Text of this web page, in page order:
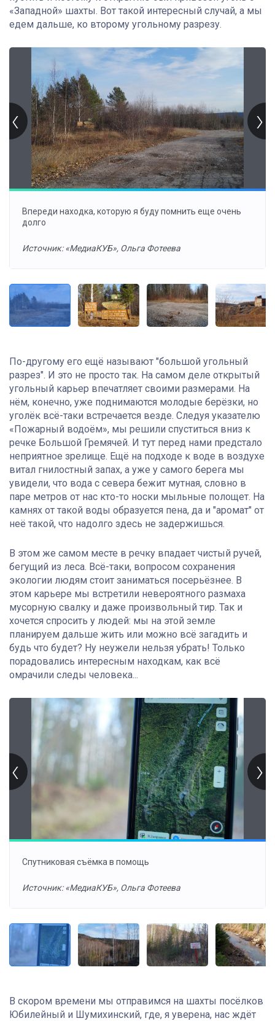
«Западной» шахты. Вот такой интересный случай, а мы
едем дальше, ко второму угольному разрезу.
Впереди находка, которую я буду помнить еще очень
долго
Источник: «МедиаКУБ», Ольга Фотеева
По-другому его ещё называют "большой угольный
разрез". И это не просто так. На самом деле открытый
угольный карьер впечатляет своими размерами. На
нём, конечно, уже поднимаются молодые берёзки, но
уголёк всё-таки встречается везде. Следуя указателю
«Пожарный водоём», мы решили спуститься вниз к
речке Большой Гремячей. И тут перед нами предстало
неприятное зрелище. Ещё на подходе к воде в воздухе
витал гнилостный запах, а уже у самого берега мы
увидели, что вода с севера бежит мутная, словно в
паре метров от нас кто-то носки мыльные полощет. На
камнях от такой воды образуется пена, да и "аромат" от
неё такой, что надолго здесь не задержишься.
В этом же самом месте в речку впадает чистый ручей,
бегущий из леса. Всё-таки, вопросом сохранения
экологии людям стоит заниматься посерьёзнее. В
этом карьере мы встретили невероятного размаха
мусорную свалку и даже произвольный тир. Так и
хочется спросить у людей: мы на этой земле
планируем дальше жить или можно всё загадить и
будь что будет? Ну неужели нельзя убрать! Только
порадовались интересным находкам, как всё
омрачили следы человека...
Спутниковая съёмка в помощь
Источник: «МедиаКУБ», Ольга Фотеева
В скором времени мы отправимся на шахты посёлков
Юбилейный и Шумихинский, где, я уверена, нас ждёт